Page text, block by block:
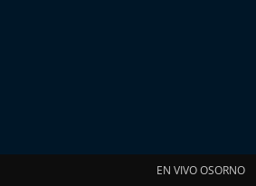
EN VIVO OSORNO